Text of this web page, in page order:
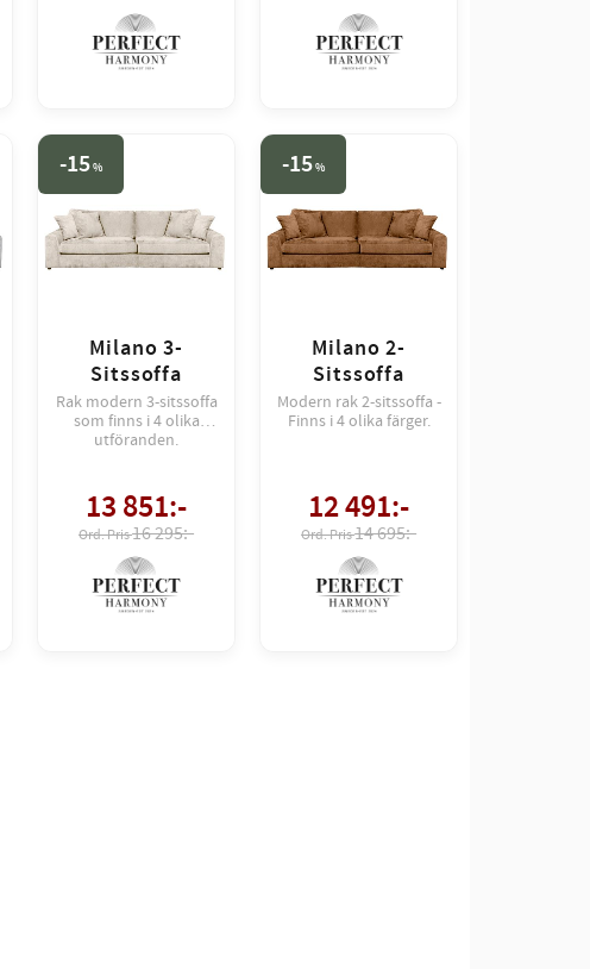
Milano 3-
Sitssoffa
Rak modern 3-sitssoffa
som finns i 4 olika
utföranden.
13 851:-
16 295:-
15%
Milano 2-
Sitssoffa
Modern rak 2-sitssoffa -
Finns i 4 olika färger.
12 491:-
14 695:-
15%